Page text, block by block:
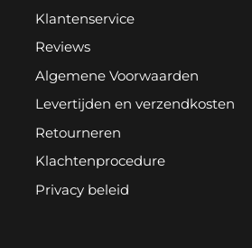
Klantenservice
Reviews
Algemene Voorwaarden
Levertijden en verzendkosten
Retourneren
Klachtenprocedure
Privacy beleid